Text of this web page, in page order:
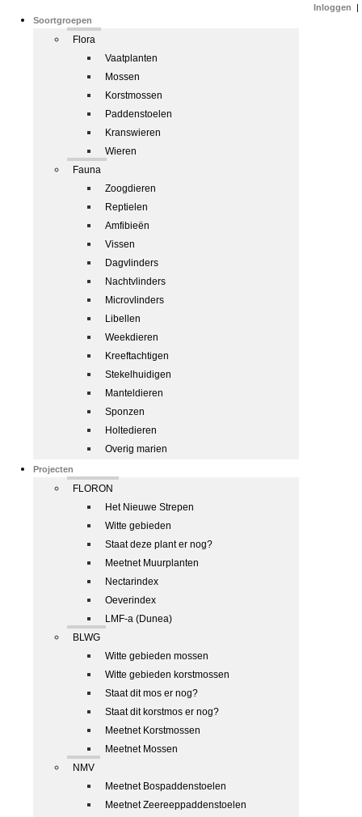
Soortgroepen
Flora
Vaatplanten
Mossen
Korstmossen
Paddenstoelen
Kranswieren
Wieren
Fauna
Zoogdieren
Reptielen
Amfibieën
Vissen
Dagvlinders
Nachtvlinders
Microvlinders
Libellen
Weekdieren
Kreeftachtigen
Stekelhuidigen
Manteldieren
Sponzen
Holtedieren
Overig marien
Projecten
FLORON
Het Nieuwe Strepen
Witte gebieden
Staat deze plant er nog?
Meetnet Muurplanten
Nectarindex
Oeverindex
LMF-a (Dunea)
BLWG
Witte gebieden mossen
Witte gebieden korstmossen
Staat dit mos er nog?
Staat dit korstmos er nog?
Meetnet Korstmossen
Meetnet Mossen
NMV
Meetnet Bospaddenstoelen
Meetnet Zeereeppaddenstoelen
Inloggen |